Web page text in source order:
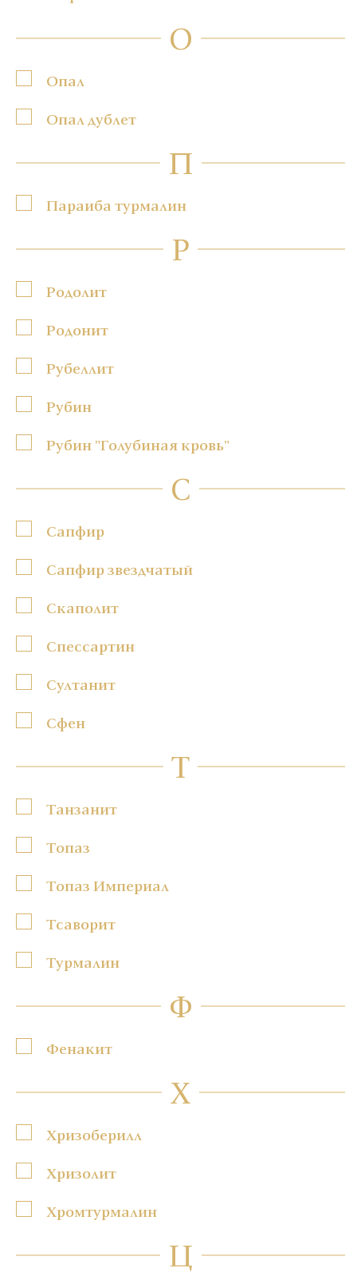
О
Опал
Опал дублет
П
Параиба турмалин
Р
Родолит
Родонит
Рубеллит
Рубин
Рубин "Голубиная кровь"
С
Сапфир
Сапфир звездчатый
Скаполит
Спессартин
Султанит
Сфен
Т
Танзанит
Топаз
Топаз Империал
Тсаворит
Турмалин
Ф
Фенакит
Х
Хризоберилл
Хризолит
Хромтурмалин
Ц